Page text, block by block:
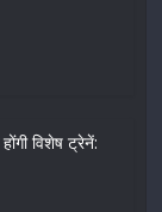
विशेष ट्रेनें: